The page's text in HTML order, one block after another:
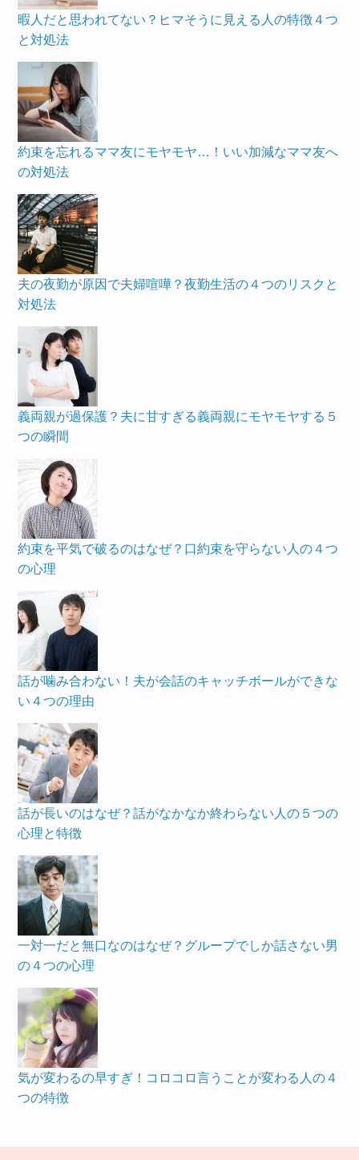
暇人だと思われてない？ヒマそうに見える人の特徴４つ
と対処法
約束を忘れるママ友にモヤモヤ…！いい加減なママ友へ
の対処法
夫の夜勤が原因で夫婦喧嘩？夜勤生活の４つのリスクと
対処法
義両親が過保護？夫に甘すぎる義両親にモヤモヤする５
つの瞬間
約束を平気で破るのはなぜ？口約束を守らない人の４つ
の心理
話が噛み合わない！夫が会話のキャッチボールができな
い４つの理由
話が長いのはなぜ？話がなかなか終わらない人の５つの
心理と特徴
一対一だと無口なのはなぜ？グループでしか話さない男
の４つの心理
気が変わるの早すぎ！コロコロ言うことが変わる人の４
つの特徴